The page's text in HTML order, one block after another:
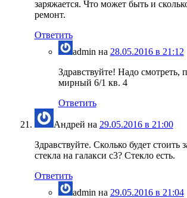
заряжается. Что может быть и
ремонт.
Ответить
admin на 28.05.2016 в 21:12
Здравствуйте! Надо смотреть,
мирный 6/1 кв. 4
Ответить
Андрей на 29.05.2016 в 21:00
Здравствуйте. Сколько будет стоить
стекла на галакси с3? Стекло есть.
Ответить
admin на 29.05.2016 в 21:04